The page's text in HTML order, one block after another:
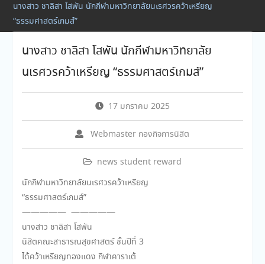
นางสาว ชาลิสา โสพัน นักกีฬามหาวิทยาลัยนเรศวรคว้าเหรียญ
“ธรรมศาสตร์เกมส์”
นางสาว ชาลิสา โสพัน นักกีฬามหาวิทยาลัย
นเรศวรคว้าเหรียญ “ธรรมศาสตร์เกมส์”
17 มกราคม 2025
Webmaster กองกิจการนิสิต
news student reward
นักกีฬามหาวิทยาลัยนเรศวรคว้าเหรียญ
“ธรรมศาสตร์เกมส์”
————— —————
นางสาว ชาลิสา โสพัน
นิสิตคณะสาธารณสุขศาสตร์ ชั้นปีที่ 3
ได้คว้าเหรียญทองแดง กีฬาคาราเต้